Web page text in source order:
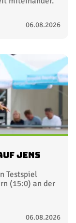
06.08.2026
Jens
Testspiel
(15:0) an der
06.08.2026